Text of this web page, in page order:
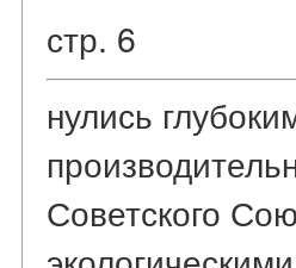
стр. 6
нулись
Советского